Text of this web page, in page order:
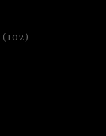
(102)